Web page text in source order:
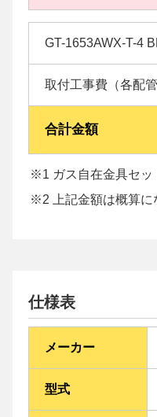
GT-1653AWX-T-4
取付工事費（各配
合計金額
※1 ガス自在金具セッ
※2 上記金額は概算に
仕様表
メーカー
型式